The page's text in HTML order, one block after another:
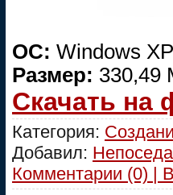
ОС: Windows
Размер: 330,49
Скачать на
Категория:
Добавил: Непоседа
Комментарии (0) |